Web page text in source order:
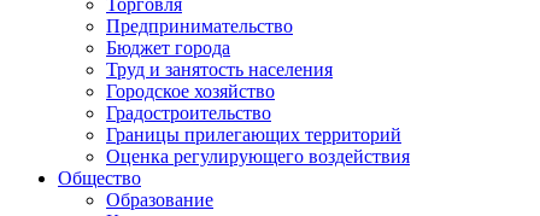
Торговля
Предпринимательство
Бюджет города
Труд и занятость населения
Городское хозяйство
Градостроительство
Границы прилегающих территорий
Оценка регулирующего воздействия
Общество
Образование